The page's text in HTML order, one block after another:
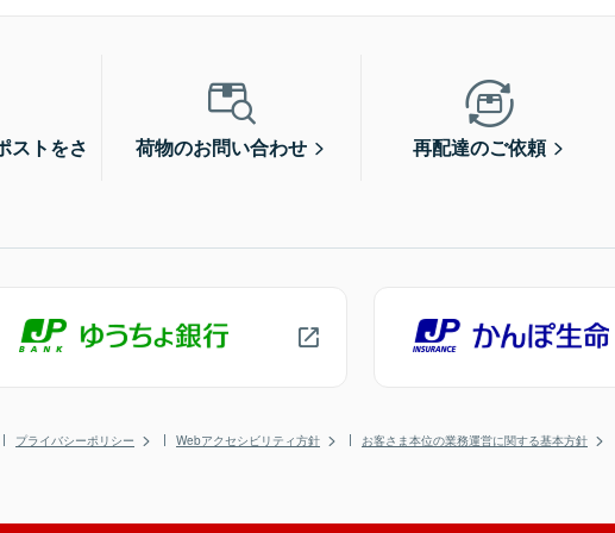
ストをさ
荷物のお問い合わせ 再配達のご依頼
プライバシーポリシー Webアクセシビリティ方針 お客さま本位の業務運営に関する基本方針